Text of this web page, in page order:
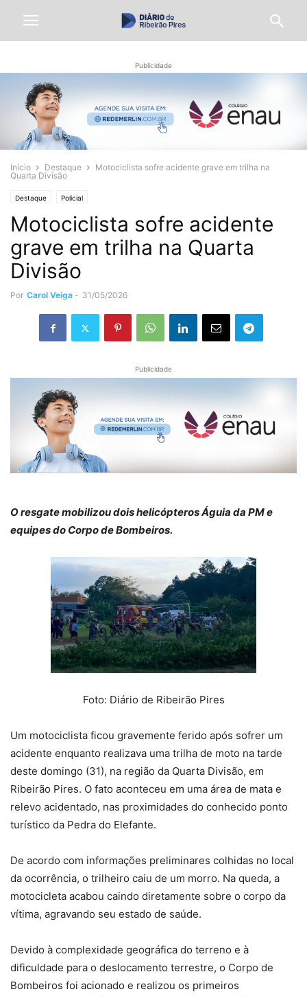
Publicidade
Início Destaque
Motociclista sofre acidente grave em trilha na
Quarta Divisão
Destaque Policial
Motociclista sofre acidente
grave em trilha na Quarta
Divisão
Por Carol Veiga - 31/05/2026
Publicidade
O resgate mobilizou dois helicópteros Águia da PM e
equipes do Corpo de Bombeiros.
Foto: Diário de Ribeirão Pires
Um motociclista ficou gravemente ferido após sofrer um
acidente enquanto realizava uma trilha de moto na tarde
deste domingo (31), na região da Quarta Divisão, em
Ribeirão Pires. O fato aconteceu em uma área de mata e
relevo acidentado, nas proximidades do conhecido ponto
turístico da Pedra do Elefante.
De acordo com informações preliminares colhidas no local
da ocorrência, o trilheiro caiu de um morro. Na queda, a
motocicleta acabou caindo diretamente sobre o corpo da
vítima, agravando seu estado de saúde.
Devido à complexidade geográfica do terreno e à
dificuldade para o deslocamento terrestre, o Corpo de
Bombeiros foi acionado e realizou os primeiros